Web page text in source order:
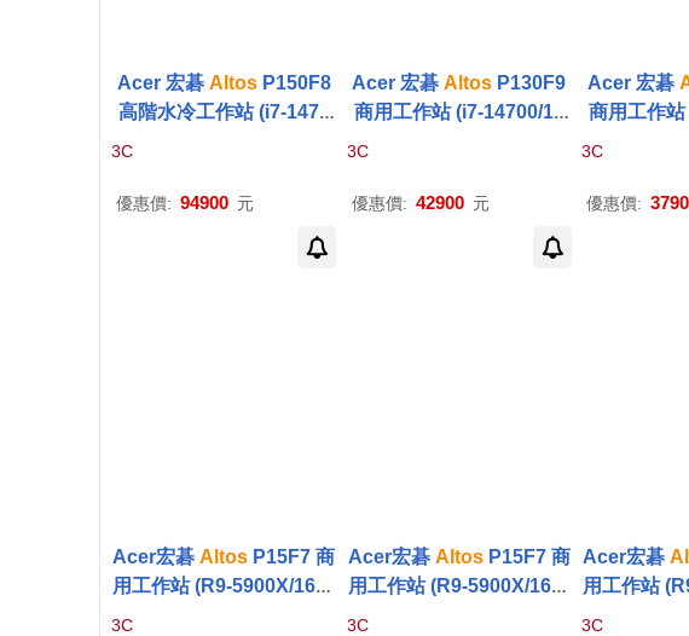
Acer 宏碁 AltosP150F8
高階水冷工作站 (i7-1470
0/32G/2TB+1TB SSD/RT
3C
優惠價: 94900 元
Acer 宏碁Altos P130F9
商用工作站 (i7-14700/16
G/2TB+512G SSD/W11P)
3C
優惠價: 42900 元
Acer 宏碁
商用工作
G/
3C
優惠價:
Acer宏碁 Altos P15F7 商
用工作站 (R9-5900X/16G/
2TB+512G SSD/RTX306
3C
Acer宏碁 AltosP15F7 商
用工作站 (R9-5900X/16G/
1TB+512G SSD/P600-2
3C
Acer宏碁
用工作站
2TB+512G
3C